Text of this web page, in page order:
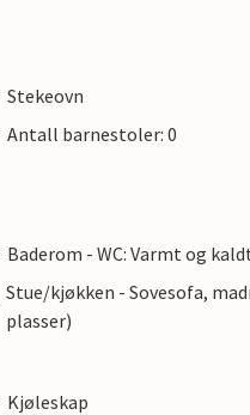
Stekeovn
Antall barnestoler: 0
Baderom - WC: Varmt og
Stue/kjøkken - Sovesofa,
plasser)
Kjøleskap